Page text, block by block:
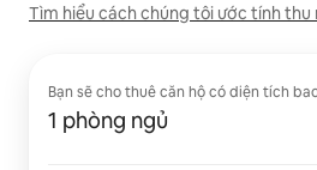
Tìm hiểu cách chúng tôi ước tính thu
Bạn sẽ cho thuê căn hộ có diện tích
1 phòng ngủ